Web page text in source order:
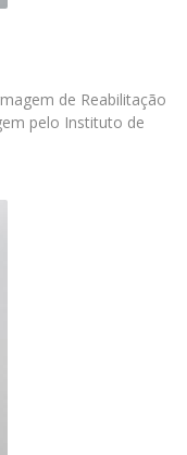
de Reabilitação
pelo Instituto de